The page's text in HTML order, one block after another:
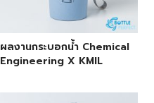
ผลงานกระบอกน้ำ Chemical
Engineering X KMIL